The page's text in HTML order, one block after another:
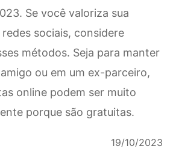
Se você valoriza sua
sociais, considere
métodos. Seja para manter
ou em um ex-parceiro,
online podem ser muito
porque são gratuitas.
19/10/2023